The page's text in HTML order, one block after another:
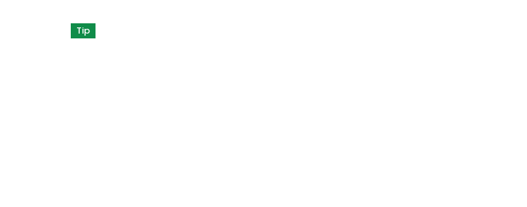
Tip